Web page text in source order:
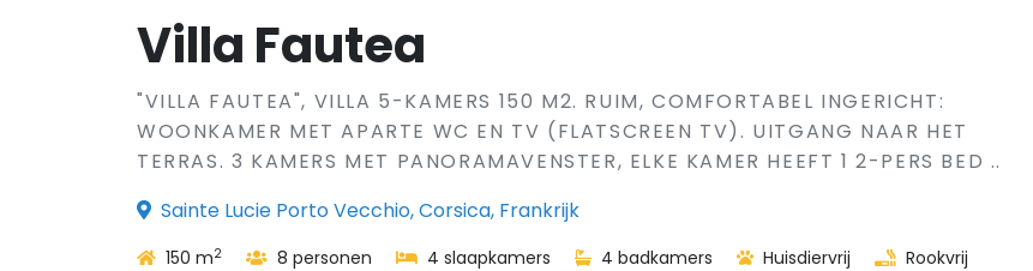
Villa Fautea
"VILLA FAUTEA", VILLA 5-KAMERS 150 M2. RUIM, COMFORTABEL INGERICHT:
WOONKAMER MET APARTE WC EN TV (FLATSCREEN TV). UITGANG NAAR HET
TERRAS. 3 KAMERS MET PANORAMAVENSTER, ELKE KAMER HEEFT 1 2-PERS BED ..
Sainte Lucie Porto Vecchio, Corsica, Frankrijk
150 m2 8 personen 4 slaapkamers 4 badkamers Huisdiervrij Rookvrij